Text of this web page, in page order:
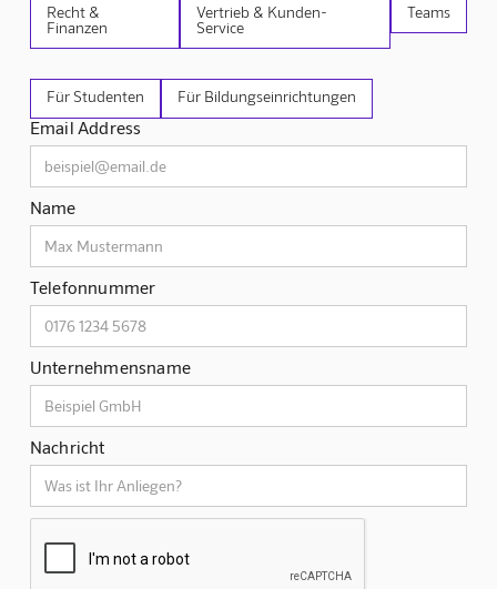
Recht &
Finanzen
Vertrieb & Kunden-
Service
Teams
Für Studenten Für Bildungseinrichtungen
Email Address
Name
Telefonnummer
Unternehmensname
Nachricht